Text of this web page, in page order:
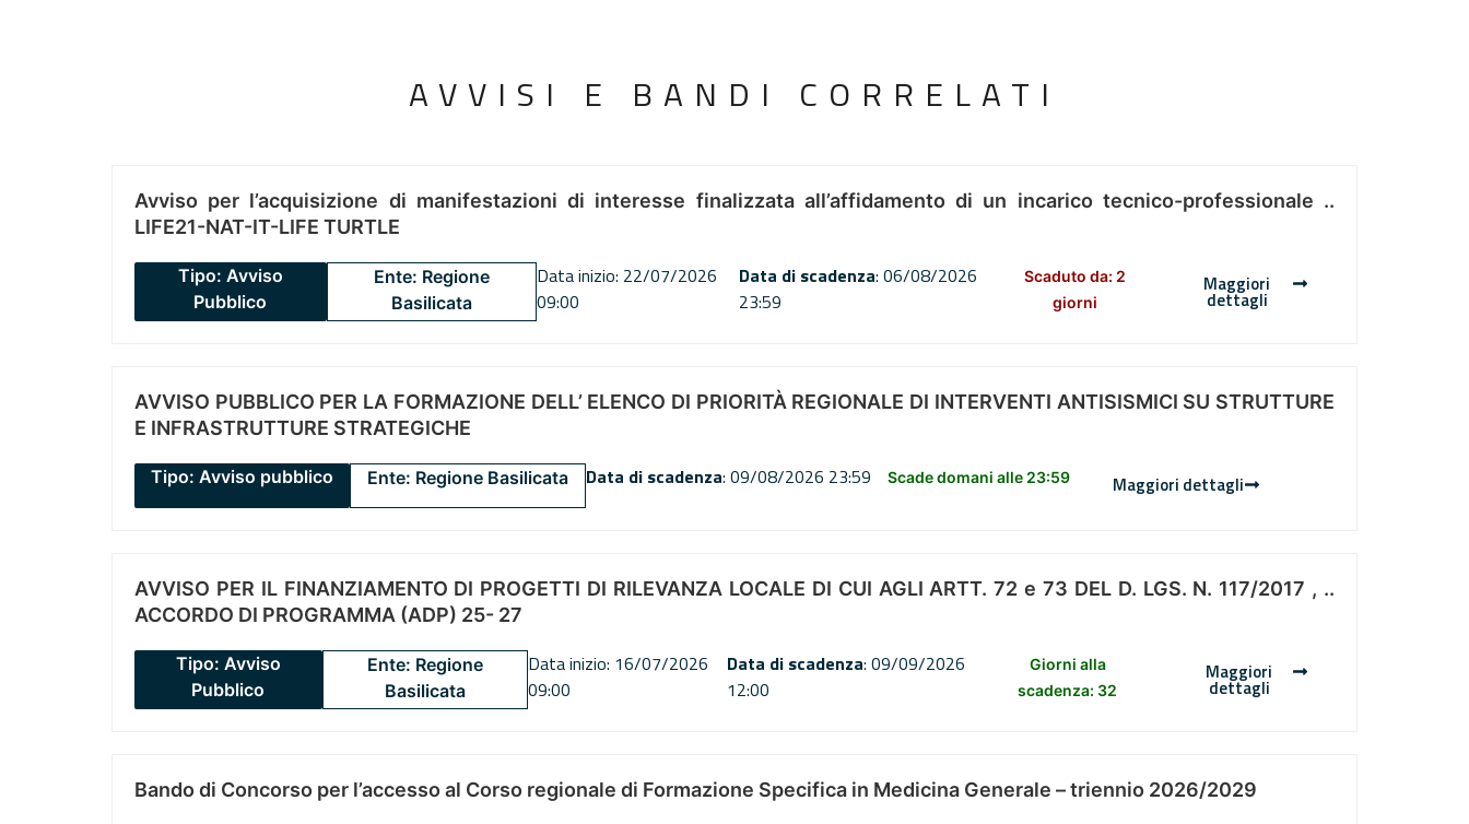
AVVISI E BANDI CORRELATI
Avviso per l’acquisizione di manifestazioni di interesse finalizzata all’affidamento di un incarico tecnico-professionale ..
LIFE21-NAT-IT-LIFE TURTLE
Tipo: Avviso
Pubblico
Ente: Regione
Basilicata
Data inizio: 22/07/2026
09:00
Data di scadenza: 06/08/2026
23:59
Scaduto da: 2
giorni
Maggiori
dettagli
AVVISO PUBBLICO PER LA FORMAZIONE DELL’ ELENCO DI PRIORITÀ REGIONALE DI INTERVENTI ANTISISMICI SU STRUTTURE
E INFRASTRUTTURE STRATEGICHE
Tipo: Avviso pubblico Ente: Regione Basilicata Data di scadenza: 09/08/2026 23:59 Scade domani alle 23:59 Maggiori dettagli
AVVISO PER IL FINANZIAMENTO DI PROGETTI DI RILEVANZA LOCALE DI CUI AGLI ARTT. 72 e 73 DEL D. LGS. N. 117/2017 , ..
ACCORDO DI PROGRAMMA (ADP) 25- 27
Tipo: Avviso
Pubblico
Ente: Regione
Basilicata
Data inizio: 16/07/2026
09:00
Data di scadenza: 09/09/2026
12:00
Giorni alla
scadenza: 32
Maggiori
dettagli
Bando di Concorso per l’accesso al Corso regionale di Formazione Specifica in Medicina Generale – triennio 2026/2029